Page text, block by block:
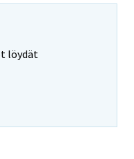
löydät